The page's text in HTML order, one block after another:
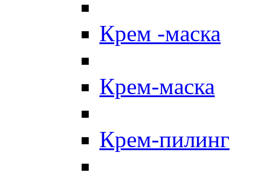
Крем -маска
Крем-маска
Крем-пилинг